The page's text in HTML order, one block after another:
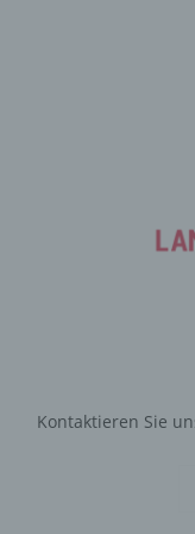
Kontaktieren Sie
Daten und
Informationen
gespeichert.
Browsertypen
System
Internetseite, von
unsere
die
System auf
Angriffen auf
Bei der Nutzung